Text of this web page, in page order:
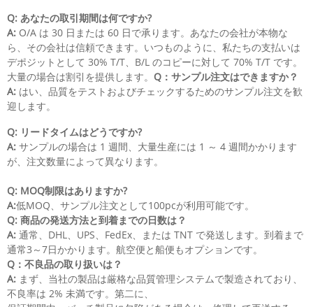
Q: あなたの取引期間は何ですか?
A: O/A は 30 日または 60 日で承ります。あなたの会社が本物な
ら、その会社は信頼できます。いつものように、私たちの支払いは
デポジットとして 30% T/T、B/L のコピーに対して 70% T/T です。
大量の場合は割引を提供します。 Q：サンプル注文はできますか？
A: はい、品質をテストおよびチェックするためのサンプル注文を歓
迎します。
Q: リードタイムはどうですか?
A: サンプルの場合は 1 週間、大量生産には 1 ～ 4 週間かかります
が、注文数量によって異なります。
Q: MOQ制限はありますか?
A:低MOQ、サンプル注文として100pcが利用可能です。
Q: 商品の発送方法と到着までの日数は？
A: 通常、DHL、UPS、FedEx、または TNT で発送します。到着まで
通常3～7日かかります。航空便と船便もオプションです。
Q：不良品の取り扱いは？
A: まず、当社の製品は厳格な品質管理システムで製造されており、
不良率は 2% 未満です。第二に、